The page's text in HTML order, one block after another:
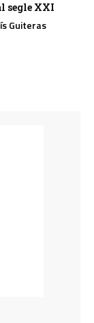
segle XXI
Guiteras